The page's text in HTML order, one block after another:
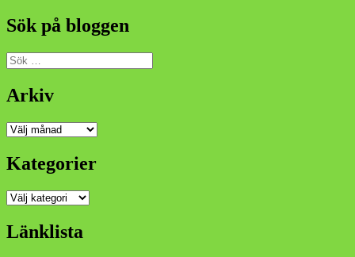
Sök på bloggen
Sök
efter:
Arkiv
Arkiv
Kategorier
Kategorier
Länklista